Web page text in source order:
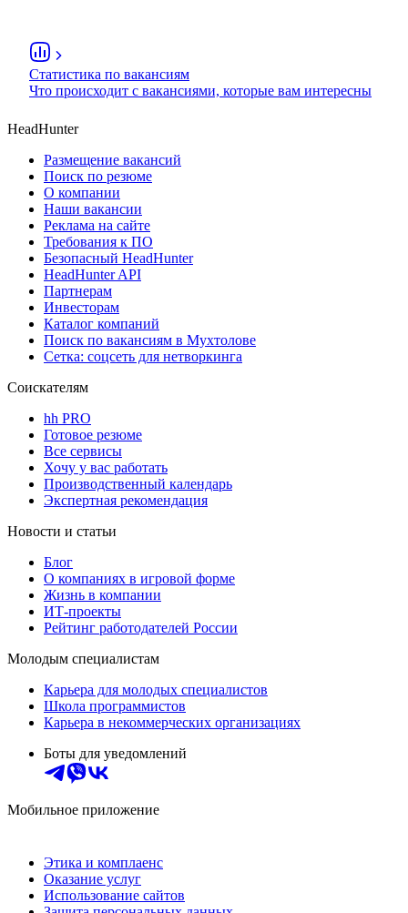
Статистика по вакансиям
Что происходит с вакансиями, которые вам интересны
HeadHunter
Размещение вакансий
Поиск по резюме
О компании
Наши вакансии
Реклама на сайте
Требования к ПО
Безопасный HeadHunter
HeadHunter API
Партнерам
Инвесторам
Каталог компаний
Поиск по вакансиям в Мухтолове
Сетка: соцсеть для нетворкинга
Соискателям
hh PRO
Готовое резюме
Все сервисы
Хочу у вас работать
Производственный календарь
Экспертная рекомендация
Новости и статьи
Блог
О компаниях в игровой форме
Жизнь в компании
ИТ-проекты
Рейтинг работодателей России
Молодым специалистам
Карьера для молодых специалистов
Школа программистов
Карьера в некоммерческих организациях
Боты для уведомлений
Мобильное приложение
Этика и комплаенс
Оказание услуг
Использование сайтов